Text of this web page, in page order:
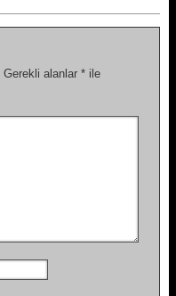
Gerekli alanlar * ile